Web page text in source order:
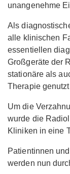
unangenehme
Als
alle klinischen
essentiellen
Großgeräte der
stationäre als
Therapie
Um die
wurde die
Kliniken in eine
Patientinnen
werden nun